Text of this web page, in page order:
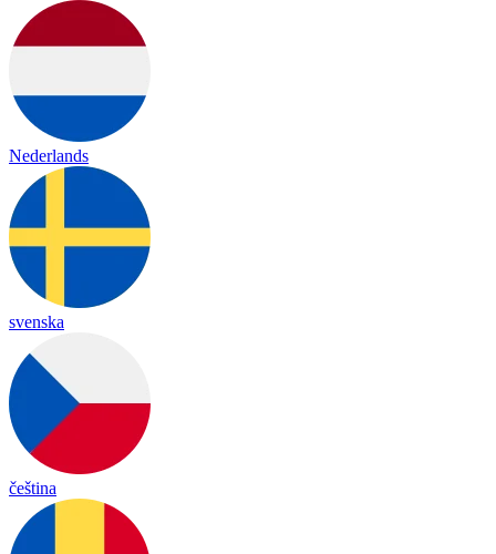
Nederlands
svenska
čeština